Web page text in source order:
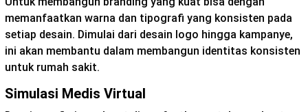
memanfaatkan warna dan tipografi yang konsisten pada
setiap desain. Dimulai dari desain logo hingga kampanye,
ini akan membantu dalam membangun identitas konsisten
untuk rumah sakit.
Simulasi Medis Virtual